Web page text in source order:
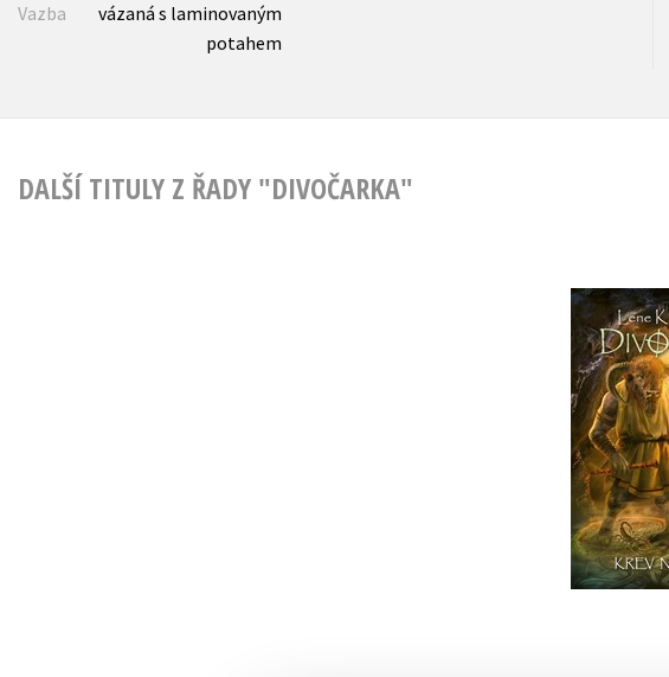
Vazba
vázaná s laminovaným
potahem
DALŠÍ TITULY Z ŘADY "DIVOČARKA"
Lene
Do
199